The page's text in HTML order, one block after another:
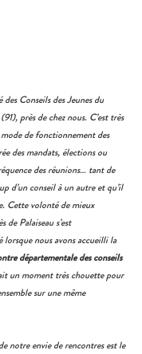
Conseils des Jeunes du
près de chez nous. C’est très
de fonctionnement des
des mandats, élections ou
des réunions… tant de
d’un conseil à un autre et qu’il
Cette volonté de mieux
de Palaiseau s’est
nous avons accueilli la
départementale des conseils
un moment très chouette pour
sur une même
notre envie de rencontres est le